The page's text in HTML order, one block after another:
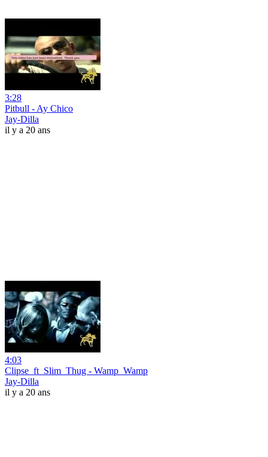
3:28
Pitbull - Ay Chico
Jay-Dilla
il y a 20 ans
4:03
Clipse_ft_Slim_Thug - Wamp_Wamp
Jay-Dilla
il y a 20 ans